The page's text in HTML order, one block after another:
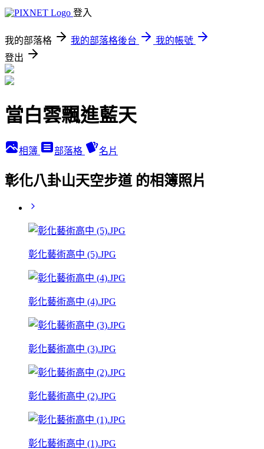
登入
我的部落格 我的部落格後台
我的帳號
登出
當白雲飄進藍天
相簿 部落格 名片
彰化八卦山天空步道 的相簿照片
彰化藝術高中 (5).JPG
彰化藝術高中 (4).JPG
彰化藝術高中 (3).JPG
彰化藝術高中 (2).JPG
彰化藝術高中 (1).JPG